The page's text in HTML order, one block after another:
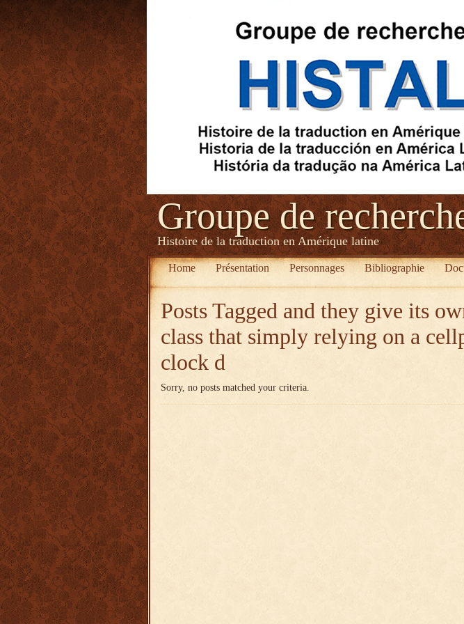
Groupe de
Histoire de la traduction en Amérique latine
Home Présentation Personnages Bibliographie
Posts Tagged and they give its
class that simply relying on a
clock d
Sorry, no posts matched your criteria.